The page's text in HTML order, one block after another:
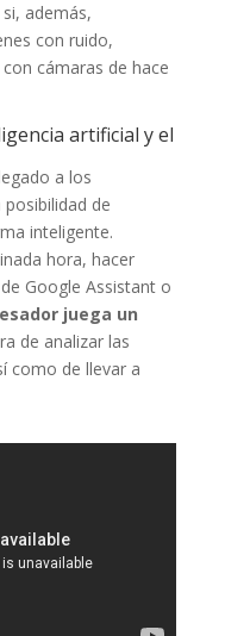
además,
con ruido,
cámaras de hace
artificial y el
a los
de
inteligente.
hora, hacer
Google Assistant o
juega un
de analizar las
como de llevar a